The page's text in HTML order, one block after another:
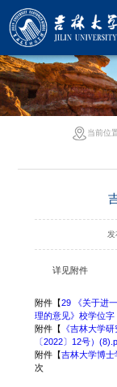
当前位
详见附件
附件【29 《关于进
理的意见》校学位字
附件【 《吉林大学
〔2022〕12号）
附件【吉林大学博士
次